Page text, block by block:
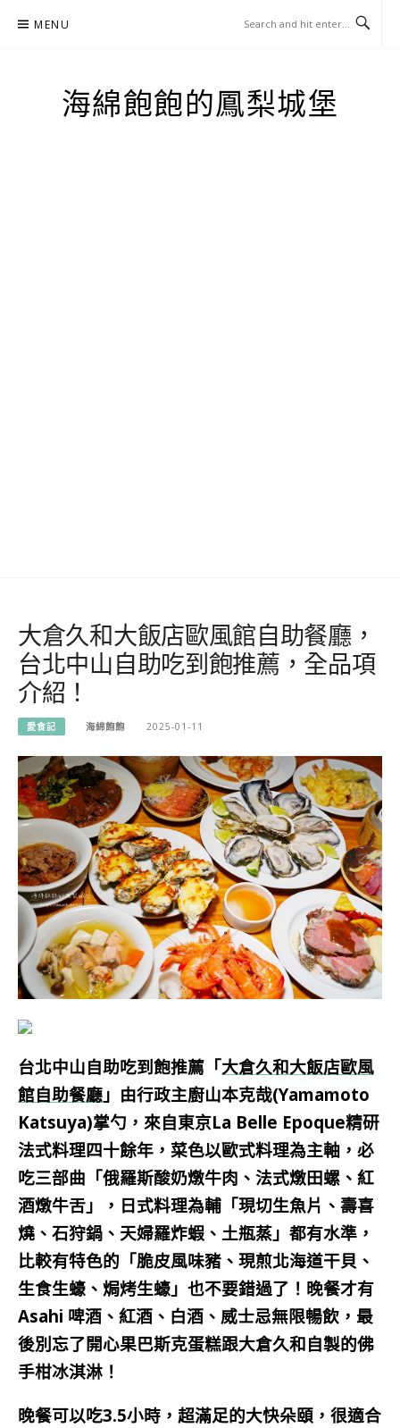
MENU
海綿飽飽的鳳梨城堡
大倉久和大飯店歐風館自助餐廳，
台北中山自助吃到飽推薦，全品項
介紹！
愛食記 海綿飽飽 2025-01-11
台北中山自助吃到飽推薦「大倉久和大飯店歐風
館自助餐廳 」由行政主廚山本克哉(Yamamoto
Katsuya)掌勺，來自東京La Belle Epoque精研
法式料理四十餘年，菜色以歐式料理為主軸，必
吃三部曲「俄羅斯酸奶燉牛肉、法式燉田螺、紅
酒燉牛舌」，日式料理為輔「現切生魚片、壽喜
燒、石狩鍋、天婦羅炸蝦、土瓶蒸」都有水準，
比較有特色的「脆皮風味豬、現煎北海道干貝、
生食生蠔、焗烤生蠔」也不要錯過了！ 晚餐才有
Asahi 啤酒、紅酒、白酒、威士忌無限暢飲，最
後別忘了開心果巴斯克蛋糕跟大倉久和自製的佛
手柑冰淇淋！
晚餐可以吃3.5小時，超滿足的大快朵頤， 很適合